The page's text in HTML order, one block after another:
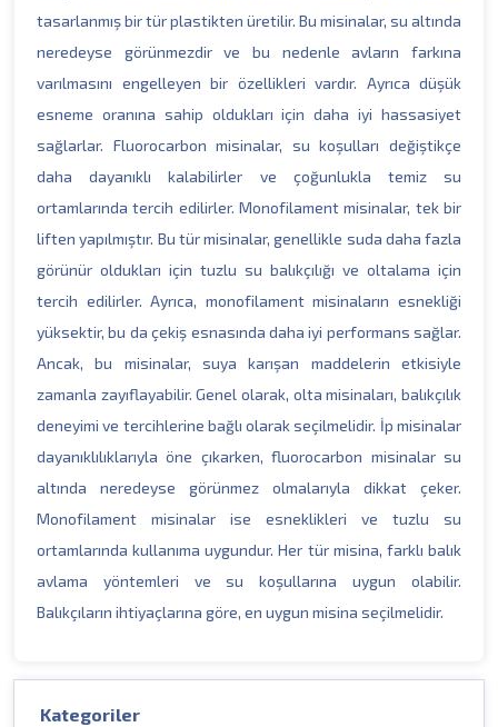
tasarlanmış bir tür plastikten üretilir. Bu misinalar, su altında
neredeyse görünmezdir ve bu nedenle avların farkına
varılmasını engelleyen bir özellikleri vardır. Ayrıca düşük
esneme oranına sahip oldukları için daha iyi hassasiyet
sağlarlar. Fluorocarbon misinalar, su koşulları değiştikçe
daha dayanıklı kalabilirler ve çoğunlukla temiz su
ortamlarında tercih edilirler. Monofilament misinalar, tek bir
liften yapılmıştır. Bu tür misinalar, genellikle suda daha fazla
görünür oldukları için tuzlu su balıkçılığı ve oltalama için
tercih edilirler. Ayrıca, monofilament misinaların esnekliği
yüksektir, bu da çekiş esnasında daha iyi performans sağlar.
Ancak, bu misinalar, suya karışan maddelerin etkisiyle
zamanla zayıflayabilir. Genel olarak, olta misinaları, balıkçılık
deneyimi ve tercihlerine bağlı olarak seçilmelidir. İp misinalar
dayanıklılıklarıyla öne çıkarken, fluorocarbon misinalar su
altında neredeyse görünmez olmalarıyla dikkat çeker.
Monofilament misinalar ise esneklikleri ve tuzlu su
ortamlarında kullanıma uygundur. Her tür misina, farklı balık
avlama yöntemleri ve su koşullarına uygun olabilir.
Balıkçıların ihtiyaçlarına göre, en uygun misina seçilmelidir.
Kategoriler